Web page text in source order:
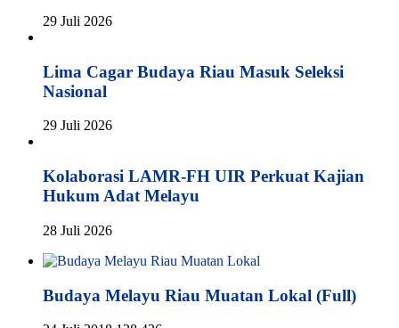
29 Juli 2026
Lima Cagar Budaya Riau Masuk Seleksi
Nasional
29 Juli 2026
Kolaborasi LAMR-FH UIR Perkuat Kajian
Hukum Adat Melayu
28 Juli 2026
Budaya Melayu Riau Muatan Lokal (Full)